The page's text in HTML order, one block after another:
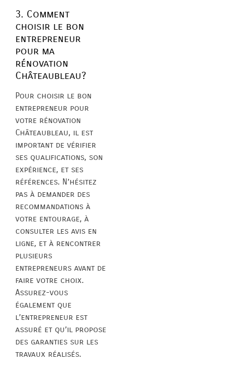
3. Comment
choisir le bon
entrepreneur
pour ma
rénovation
Châteaubleau?
Pour choisir le bon
entrepreneur pour
votre rénovation
Châteaubleau, il est
important de vérifier
ses qualifications, son
expérience, et ses
références. N’hésitez
pas à demander des
recommandations à
votre entourage, à
consulter les avis en
ligne, et à rencontrer
plusieurs
entrepreneurs avant de
faire votre choix.
Assurez-vous
également que
l’entrepreneur est
assuré et qu’il propose
des garanties sur les
travaux réalisés.